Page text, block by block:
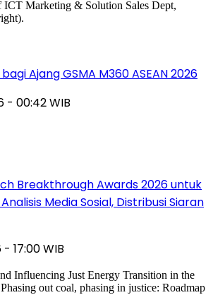
Ajang GSMA M360 ASEAN 2026
- 00:42 WIB
Breakthrough Awards 2026 untuk
Media Sosial, Distribusi Siaran
17:00 WIB